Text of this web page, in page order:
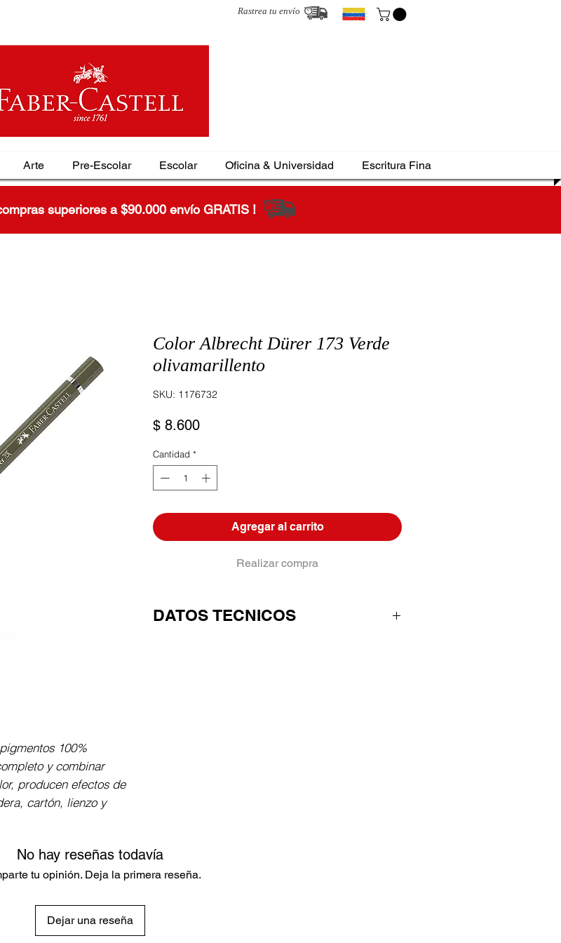
Rastrea tu envío
Arte Pre-Escolar Escolar Oficina & Universidad Escritura Fina
superiores a $90.000 envío GRATIS !
100%
y combinar
producen efectos de
cartón, lienzo y
Color Albrecht Dürer 173 Verde
olivamarillento
SKU: 1176732
$ 8.600Precio
Cantidad *
Agregar al carrito
Realizar compra
DATOS TECNICOS
No hay reseñas todavía
tu opinión. Deja la primera reseña.
Dejar una reseña